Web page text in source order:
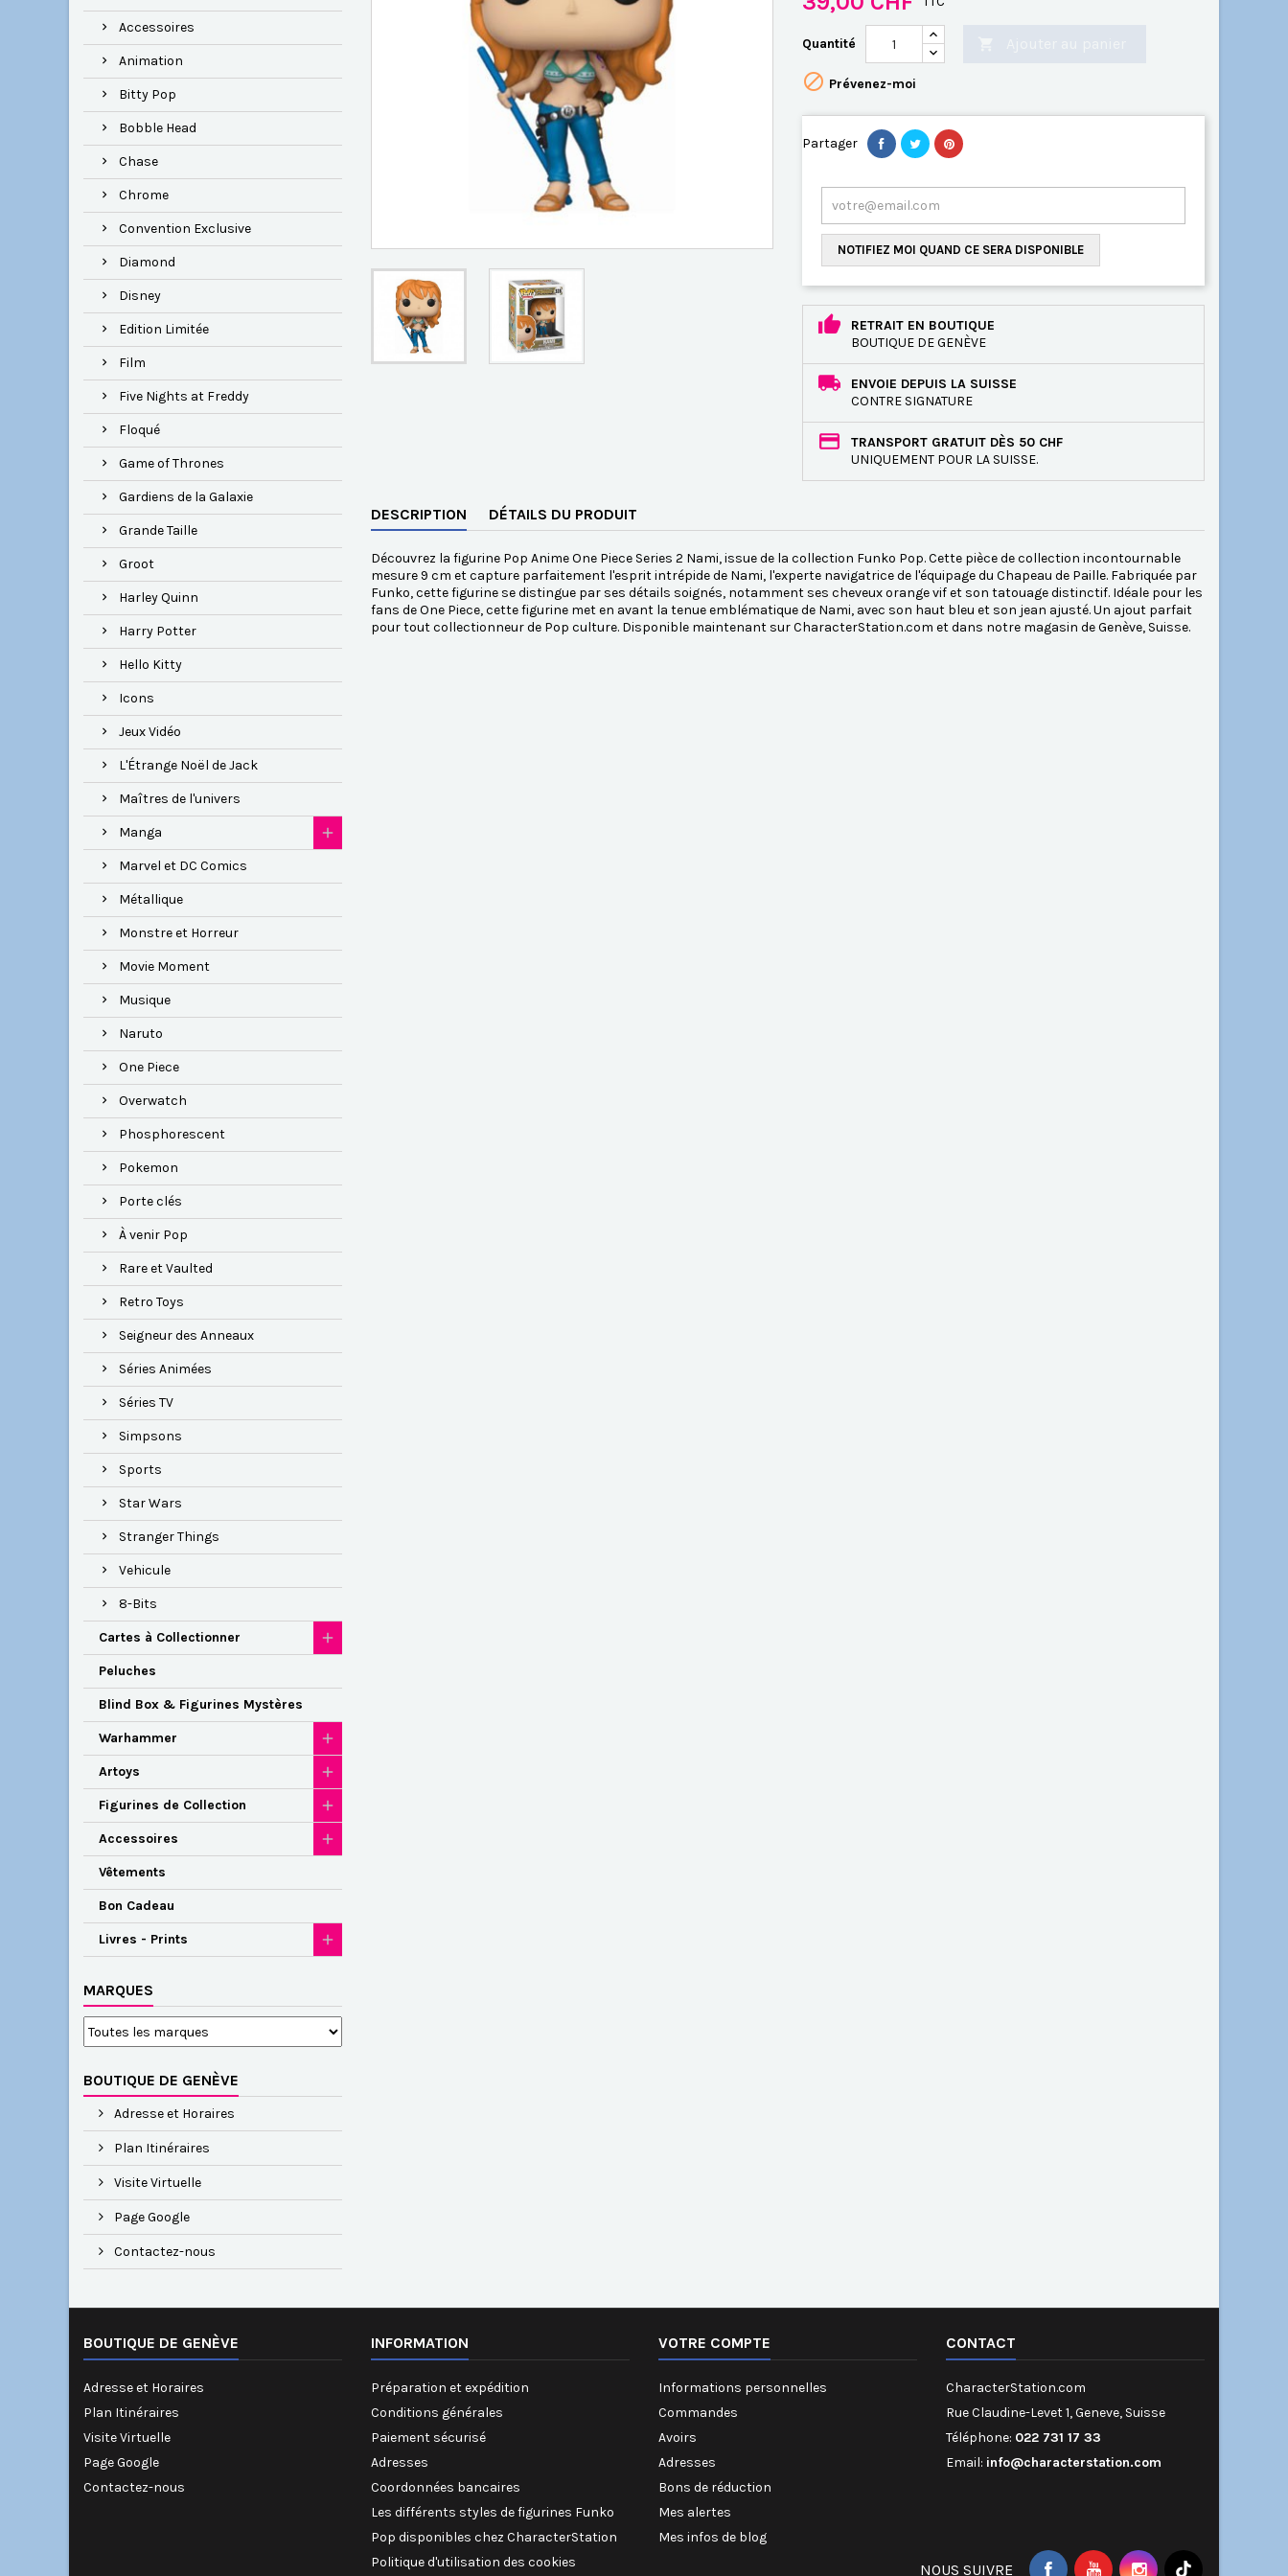
Accessoires
Animation
Bitty Pop
Bobble Head
Chase
Chrome
Convention Exclusive
Diamond
Disney
Edition Limitée
Film
Five Nights at Freddy
Floqué
Game of Thrones
Gardiens de la Galaxie
Grande Taille
Groot
Harley Quinn
Harry Potter
Hello Kitty
Icons
Jeux Vidéo
L'Étrange Noël de Jack
Maîtres de l'univers
Manga
Marvel et DC Comics
Métallique
Monstre et Horreur
Movie Moment
Musique
Naruto
One Piece
Overwatch
Phosphorescent
Pokemon
Porte clés
À venir Pop
Rare et Vaulted
Retro Toys
Seigneur des Anneaux
Séries Animées
Séries TV
Simpsons
Sports
Star Wars
Stranger Things
Vehicule
8-Bits
Cartes à Collectionner
Peluches
Blind Box & Figurines Mystères
Warhammer
Artoys
Figurines de Collection
Accessoires
Vêtements
Bon Cadeau
Livres - Prints
MARQUES
BOUTIQUE DE GENÈVE
Adresse et Horaires
Plan Itinéraires
Visite Virtuelle
Page Google
Contactez-nous
Quantité
 Prévenez-moi
Partager
NOTIFIEZ MOI QUAND CE SERA DISPONIBLE
RETRAIT EN BOUTIQUE
BOUTIQUE DE GENÈVE
ENVOIE DEPUIS LA SUISSE
CONTRE SIGNATURE
TRANSPORT GRATUIT DÈS 50 CHF
UNIQUEMENT POUR LA SUISSE.
DESCRIPTION DÉTAILS DU PRODUIT
Découvrez la figurine Pop Anime One Piece Series 2 Nami, issue de la collection Funko Pop. Cette pièce de collection incontournable
mesure 9 cm et capture parfaitement l'esprit intrépide de Nami, l'experte navigatrice de l'équipage du Chapeau de Paille. Fabriquée par
Funko, cette figurine se distingue par ses détails soignés, notamment ses cheveux orange vif et son tatouage distinctif. Idéale pour les
fans de One Piece, cette figurine met en avant la tenue emblématique de Nami, avec son haut bleu et son jean ajusté. Un ajout parfait
pour tout collectionneur de Pop culture. Disponible maintenant sur CharacterStation.com et dans notre magasin de Genève, Suisse.
BOUTIQUE DE GENÈVE
Adresse et Horaires
Plan Itinéraires
Visite Virtuelle
Page Google
Contactez-nous
INFORMATION
Préparation et expédition
Conditions générales
Paiement sécurisé
Adresses
Coordonnées bancaires
Les différents styles de figurines Funko
Pop disponibles chez CharacterStation
Politique d'utilisation des cookies
VOTRE COMPTE
Informations personnelles
Commandes
Avoirs
Adresses
Bons de réduction
Mes alertes
Mes infos de blog
CONTACT
CharacterStation.com
Rue Claudine-Levet 1, Geneve, Suisse
Téléphone: 022 731 17 33
Email: info@characterstation.com
NOUS SUIVRE